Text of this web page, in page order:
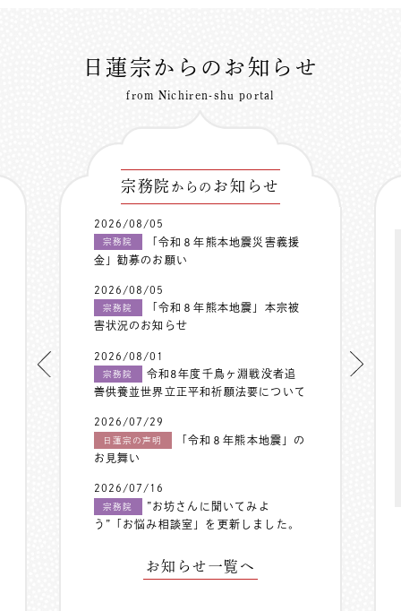
日蓮宗からのお知らせ
from Nichiren-shu portal
宗務院 からの お知らせ
2026/08/05
宗務院
「令和８年熊本地震災害義援
金」勧募のお願い
2026/08/05
宗務院
「令和８年熊本地震」本宗被
害状況のお知らせ
2026/08/01
宗務院
令和8年度千鳥ヶ淵戦没者追
善供養並世界立正平和祈願法要について
2026/07/29
日蓮宗の声明
「令和８年熊本地震」の
お見舞い
2026/07/16
宗務院
”お坊さんに聞いてみよ
う”「お悩み相談室」を更新しました。
お知らせ一覧へ